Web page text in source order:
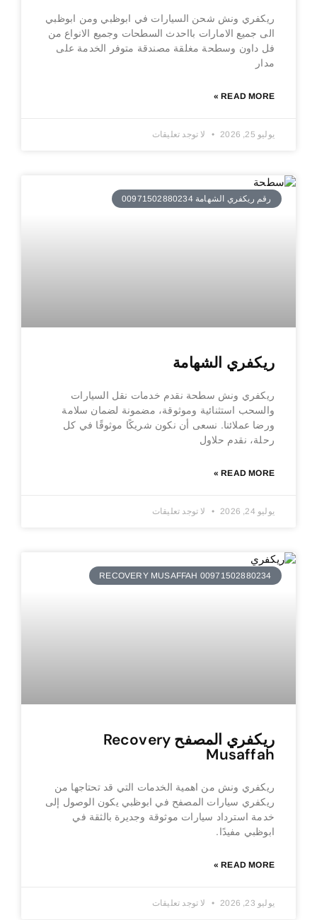
ريكفري ونش شحن السيارات في ابوظبي ومن ابوظبي
الى جميع الامارات بااحدث السطحات وجميع الانواع من
فل داون وسطحة مغلقة مصندقة متوفر الخدمة على
مدار
READ MORE »
يوليو 25, 2026 لا توجد تعليقات
رقم ريكفري الشهامة 00971502880234
ريكفري الشهامة
ريكفري ونش سطحة نقدم خدمات نقل السيارات
والسحب استثنائية وموثوقة، مضمونة لضمان سلامة
ورضا عملائنا. نسعى أن نكون شريكًا موثوقًا في كل
رحلة، نقدم حلاول
READ MORE »
يوليو 24, 2026 لا توجد تعليقات
RECOVERY MUSAFFAH 00971502880234
ريكفري المصفح Recovery
Musaffah
ريكفري ونش من اهمية الخدمات التي قد تحتاجها من
ريكفري سيارات المصفح في ابوظبي يكون الوصول إلى
خدمة استرداد سيارات موثوقة وجديرة بالثقة في
ابوظبي مفيدًا.
READ MORE »
يوليو 23, 2026 لا توجد تعليقات